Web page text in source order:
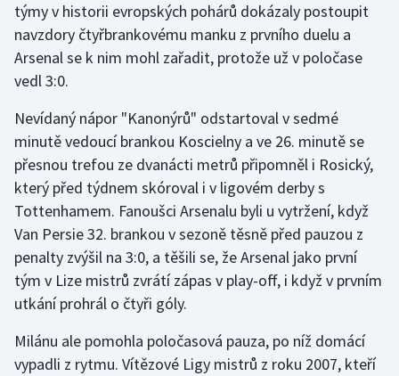
Gymnastika
Házená
Judo
Krasobruslení
Lezení
Lyže a snowboard
Moderní pětiboj
Motorsport
týmy v historii evropských pohárů dokázaly postoupit
navzdory čtyřbrankovému manku z prvního duelu a
Arsenal se k nim mohl zařadit, protože už v poločase
vedl 3:0.
Nevídaný nápor "Kanonýrů" odstartoval v sedmé
minutě vedoucí brankou Koscielny a ve 26. minutě se
přesnou trefou ze dvanácti metrů připomněl i Rosický,
který před týdnem skóroval i v ligovém derby s
Tottenhamem. Fanoušci Arsenalu byli u vytržení, když
Van Persie 32. brankou v sezoně těsně před pauzou z
penalty zvýšil na 3:0, a těšili se, že Arsenal jako první
tým v Lize mistrů zvrátí zápas v play-off, i když v prvním
utkání prohrál o čtyři góly.
Milánu ale pomohla poločasová pauza, po níž domácí
vypadli z rytmu. Vítězové Ligy mistrů z roku 2007, kteří